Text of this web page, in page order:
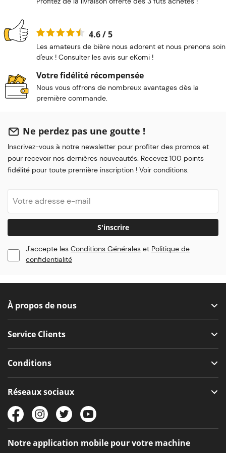
4.6 / 5
Les amateurs de bière nous adorent et nous prenons soin
d'eux ! Consulter les avis sur eKomi !
Votre fidélité récompensée
Nous vous offrons de nombreux avantages dès la
première commande.
Ne perdez pas une goutte !
Inscrivez-vous à notre newsletter pour profiter des promos et
pour recevoir nos dernières nouveautés. Recevez 100 points
fidélité pour toute première inscription ! Voir conditions.
S'inscrire
J'accepte les Conditions Générales et Politique de
confidentialité
À propos de nous
Service Clients
Conditions
Réseaux sociaux
Notre application mobile pour votre machine